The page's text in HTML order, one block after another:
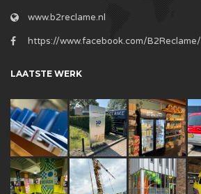
www.b2reclame.nl
https://www.facebook.com/B2Reclame/
LAATSTE WERK